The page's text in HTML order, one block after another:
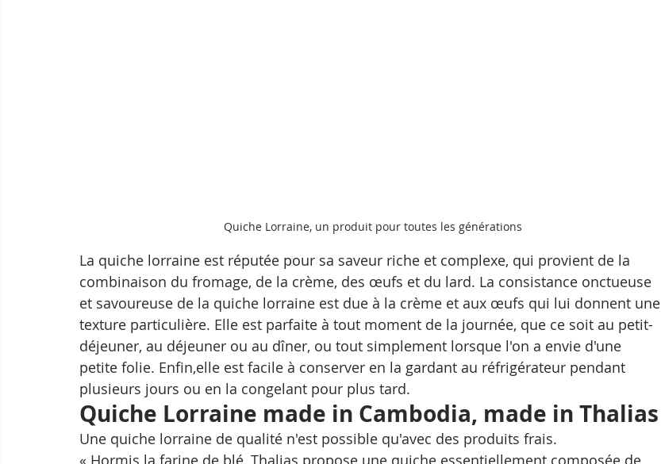
Quiche Lorraine, un produit pour toutes les générations
La quiche lorraine est réputée pour sa saveur riche et complexe, qui provient de la
combinaison du fromage, de la crème, des œufs et du lard. La consistance onctueuse
et savoureuse de la quiche lorraine est due à la crème et aux œufs qui lui donnent une
texture particulière. Elle est parfaite à tout moment de la journée, que ce soit au petit-
déjeuner, au déjeuner ou au dîner, ou tout simplement lorsque l'on a envie d'une
petite folie. Enfin,elle est facile à conserver en la gardant au réfrigérateur pendant
plusieurs jours ou en la congelant pour plus tard.
Quiche Lorraine made in Cambodia, made in Thalias
Une quiche lorraine de qualité n'est possible qu'avec des produits frais.